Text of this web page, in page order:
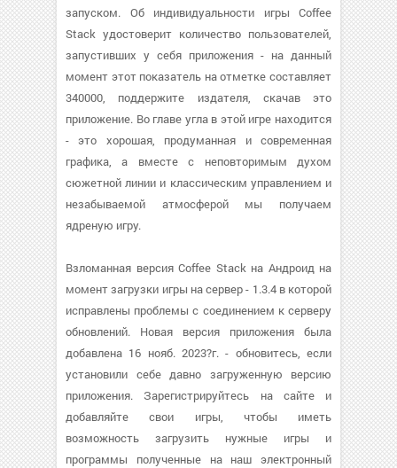
запуском. Об индивидуальности игры Coffee
Stack удостоверит количество пользователей,
запустивших у себя приложения - на данный
момент этот показатель на отметке составляет
340000, поддержите издателя, скачав это
приложение. Во главе угла в этой игре находится
- это хорошая, продуманная и современная
графика, а вместе с неповторимым духом
сюжетной линии и классическим управлением и
незабываемой атмосферой мы получаем
ядреную игру.
Взломанная версия Coffee Stack на Андроид на
момент загрузки игры на сервер - 1.3.4 в которой
исправлены проблемы с соединением к серверу
обновлений. Новая версия приложения была
добавлена 16 нояб. 2023?г. - обновитесь, если
установили себе давно загруженную версию
приложения. Зарегистрируйтесь на сайте и
добавляйте свои игры, чтобы иметь
возможность загрузить нужные игры и
программы полученные на наш электронный